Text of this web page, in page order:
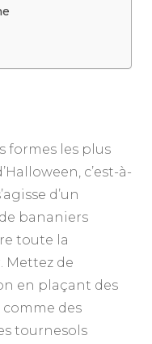
formes les plus
c’est-à-
d’un
bananiers
toute la
Mettez de
en plaçant des
des
tournesols